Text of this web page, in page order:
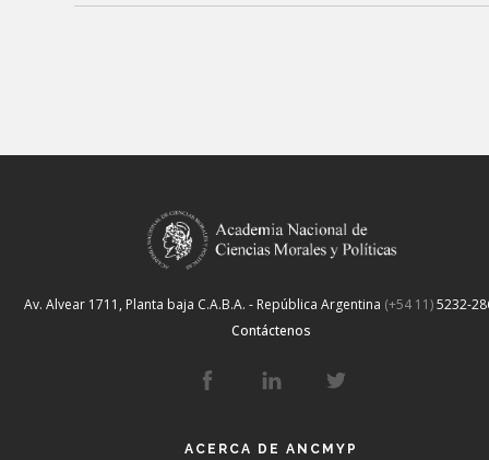
Av. Alvear 1711, Planta baja C.A.B.A. - República Argentina (+54 11)5232-
Contáctenos
ACERCA DE ANCMYP